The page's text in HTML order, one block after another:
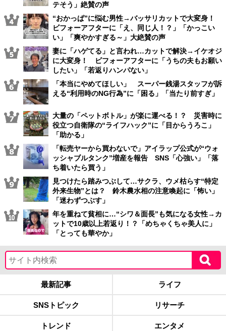
テそう」絶賛の声
“おかっぱ”に悩む男性→バッサリカットで大変身！
ビフォーアフターに「え、同じ人！？」「かっこい
い」「爽やかすぎる～」大絶賛の声
妻に「ハゲてる」と言われ…カットで解決→イケオジ
に大変身！ ビフォーアフターに「うちの夫もお願い
したい」「若返りハンパない」
「本当にやめてほしい」 スーパー銭湯スタッフが訴
える“利用時のNG行為”に「困る」「当たり前すぎ」
大量の「ペットボトル」が楽に運べる！？ 災害時に
役立つ自衛隊の“ライフハック”に「目からうろこ」
「助かる」
「転売ヤーから買わないで」アイラップ公式が“ウォ
ッシャブルタンク”増産を報告 SNS「心強い」「落
ち着いたら買う」
見つけたら踏みつぶして…サクラ、ウメ枯らす“特定
外来生物”とは？ 鈴木農水相の注意喚起に「怖い」
「迷わずつぶす」
年を重ねて貧相に…“シワ＆面長”も気になる女性→カ
ットで10歳以上若返り！？「めちゃくちゃ美人に」
「とっても華やか」
最新記事 ライフ
SNSトピック リサーチ
トレンド エンタメ